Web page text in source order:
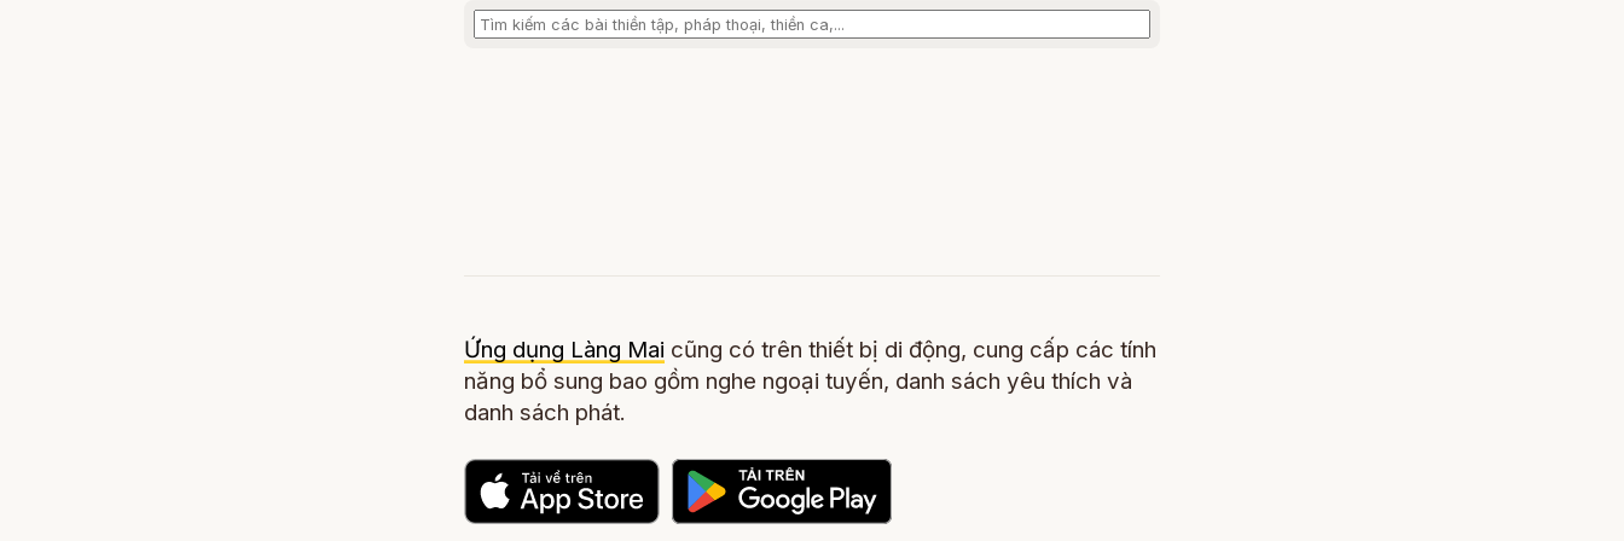
Ứng dụng Làng Mai cũng có trên thiết bị di động, cung cấp các tính
năng bổ sung bao gồm nghe ngoại tuyến, danh sách yêu thích và
danh sách phát.